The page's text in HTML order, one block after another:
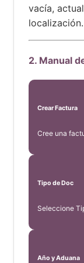
vacía,
localización.
2. Manual
Crear Factura
Cree una
Tipo de Doc
Seleccione
Año y Aduana